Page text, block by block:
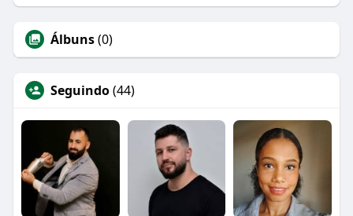
Álbuns(0)
Seguindo(44)